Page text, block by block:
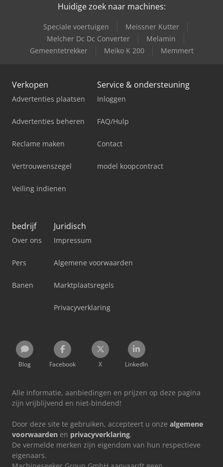
Huidige zoek naar machines:
Speciale voertuigen
Meissner Kutter
Melcher Dc Dc Converter
Melamin
Gemeentetrekker
Meiko K 200 Memmert
Verkopen
Advertenties plaatsen
Advertenties beheren
Reclame maken
Vertrouwenszegel
Veiling indienen
Service & ondersteuning
Inloggen
FAQ/Hulp
Contact
model koopcontract
bedrijf
Over ons
Pers
Banen
Juridisch
Impressum
Algemene voorwaarden
Marktplaatsregels
Privacyverklaring
Blog Facebook X LinkedIn
Alle informatie, aanbiedingen en prijzen op deze pagina
zijn vrijblijvend en niet-bindend!
Door deze site te gebruiken, accepteert u onze algemene
voorwaarden en privacyverklaring.
De vermelde merken zijn eigendom van hun respectieve
eigenaars.